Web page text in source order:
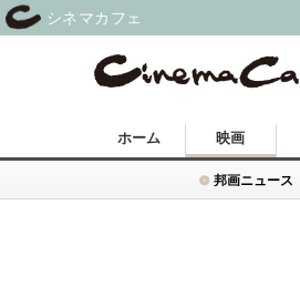
ホーム 映画
邦画ニュース
シネマカフェ